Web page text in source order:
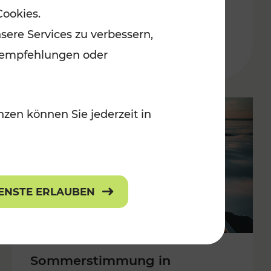
Burgenland
Kategorien: Erholung,
Sommerstimmung in
Services zu verbessern,
oder
können Sie jederzeit in
ERLAUBEN